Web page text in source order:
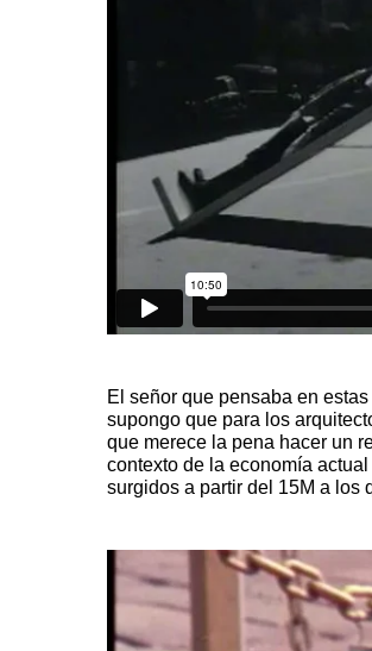
El señor que pensaba en
supongo que para los
que merece la pena hacer un
contexto de la economía
surgidos a partir del 15M a los